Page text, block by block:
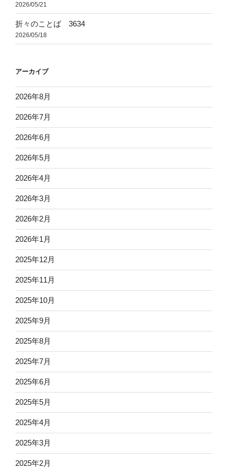
2026/05/21
折々のことば 3634
2026/05/18
アーカイブ
2026年8月
2026年7月
2026年6月
2026年5月
2026年4月
2026年3月
2026年2月
2026年1月
2025年12月
2025年11月
2025年10月
2025年9月
2025年8月
2025年7月
2025年6月
2025年5月
2025年4月
2025年3月
2025年2月